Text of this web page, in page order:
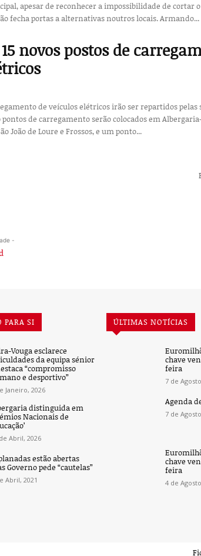
apesar de reconhecer a impossibilidade de cortar
Praça permanentemente, não fecha portas a alternativas noutros locais. Armando...
novos postos de
de veículos elétricos irão ser repartidos pelas
de carregamento serão colocados em
João de Loure e Frossos, e um ponto...
-
PARA SI
Vouga esclarece
da equipa sénior
“compromisso
e desportivo”
Janeiro, 2026
distinguida em
Nacionais de
Abril, 2026
estão abertas
Governo pede “cautelas”
Abril, 2021
ÚLTIMAS NOTÍCIAS
chave
feira
7 de
Agenda
7 de
chave
feira
4 de